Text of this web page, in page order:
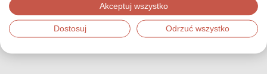
Czy chcesz przeznaczyć proponowaną (domyślnie wybraną) część swojej
wpłaty na zapewnienie zbiórce Opiekuna? Jeśli nie, możesz wybrać inną
Akceptuj wszystko
Dostosuj Odrzuć wszystko